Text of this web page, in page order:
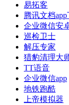
易拓客
腾讯文档
企业微信安
巡检卫士
解压专家
猎豹清理大
TT语音
企业微信app
地铁跑酷
上帝模拟器